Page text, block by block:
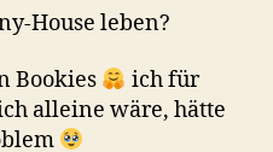
House leben?
Bookies
ich für
alleine wäre, hätte